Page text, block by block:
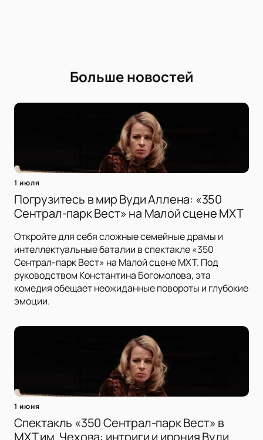
Больше новостей
1 июля
Погрузитесь в мир Вуди Аллена: «350
Сентрал-парк Вест» на Малой сцене МХТ
Откройте для себя сложные семейные драмы и
интеллектуальные баталии в спектакле «350
Сентрал-парк Вест» на Малой сцене МХТ. Под
руководством Константина Богомолова, эта
комедия обещает неожиданные повороты и глубокие
эмоции.
1 июня
Спектакль «350 Сентрал-парк Вест» в